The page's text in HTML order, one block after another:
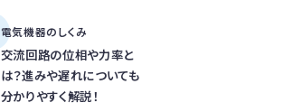
電気機器のしくみ
交流回路の位相や力率と
は？進みや遅れについても
分かりやすく解説！